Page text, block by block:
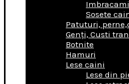
Sosete
Patuturi,
Genţi, Custi
Botnite
Hamuri
Lese caini
Lese din